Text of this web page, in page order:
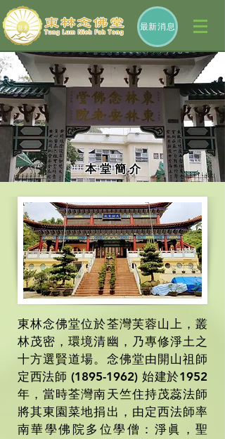
最新消息
東林念佛堂位於荃灣芙蓉山上，叢
林茂密，環境清幽，乃專修淨土之
十方選賢道場。念佛堂由開山祖師
定西法師(1895-1962) 始建於1952
年，當時荃灣南天竺住持茂蕊法師
將其東園菜地捐出，由定西法師率
南華學佛院多位學僧：淨眞，聖
本 堂 簡 介